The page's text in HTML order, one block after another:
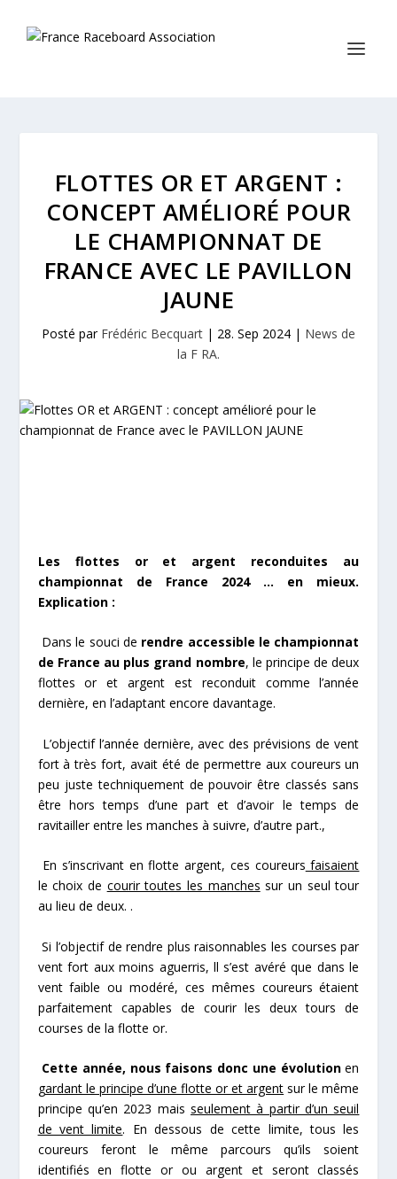
FLOTTES OR ET ARGENT :
CONCEPT AMÉLIORÉ POUR
LE CHAMPIONNAT DE
FRANCE AVEC LE PAVILLON
JAUNE
Posté par Frédéric Becquart | 28. Sep 2024 | News de
la F RA.
Les flottes or et argent reconduites au
championnat de France 2024 … en mieux.
Explication :
Dans le souci de rendre accessible le championnat
de France au plus grand nombre, le principe de deux
flottes or et argent est reconduit comme l’année
dernière, en l’adaptant encore davantage.
L’objectif l’année dernière, avec des prévisions de vent
fort à très fort, avait été de permettre aux coureurs un
peu juste techniquement de pouvoir être classés sans
être hors temps d’une part et d’avoir le temps de
ravitailler entre les manches à suivre, d’autre part.,
En s’inscrivant en flotte argent, ces coureurs faisaient
le choix de courir toutes les manches sur un seul tour
au lieu de deux. .
Si l’objectif de rendre plus raisonnables les courses par
vent fort aux moins aguerris, ll s’est avéré que dans le
vent faible ou modéré, ces mêmes coureurs étaient
parfaitement capables de courir les deux tours de
courses de la flotte or.
Cette année, nous faisons donc une évolutionen
gardant le principe d’une flotte or et argent sur le même
principe qu’en 2023 mais seulement à partir d’un seuil
de vent limite. En dessous de cette limite, tous les
coureurs feront le même parcours qu’ils soient
identifiés en flotte or ou argent et seront classés